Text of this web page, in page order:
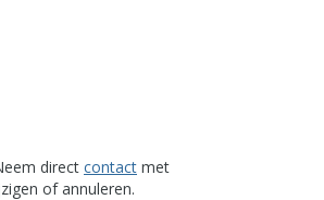
direct contact met
of annuleren.